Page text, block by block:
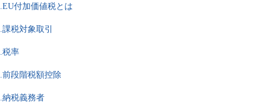
EU付加価値税とは
課税対象取引
税率
.前段階税額控除
.納税義務者